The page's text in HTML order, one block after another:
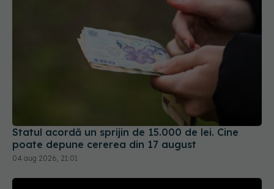
Statul acordă un sprijin de 15.000 de lei. Cine
poate depune cererea din 17 august